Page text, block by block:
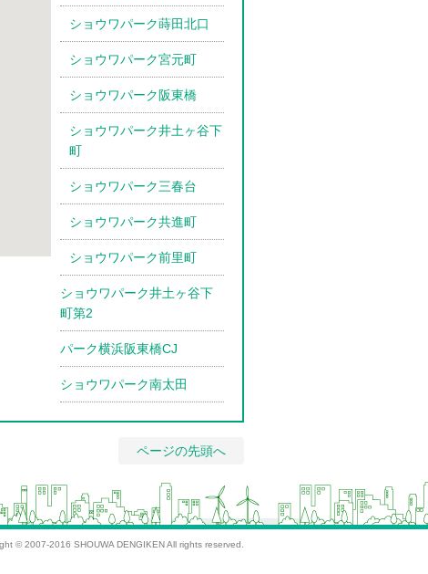
ショウワパーク蒔田北口
ショウワパーク宮元町
ショウワパーク阪東橋
ショウワパーク井土ヶ谷下
町
ショウワパーク三春台
ショウワパーク共進町
ショウワパーク前里町
ショウワパーク井土ヶ谷下
町第2
パーク横浜阪東橋CJ
ショウワパーク南太田
ページの先頭へ
© 2007-2016 SHOUWA DENGIKEN All rights reserved.